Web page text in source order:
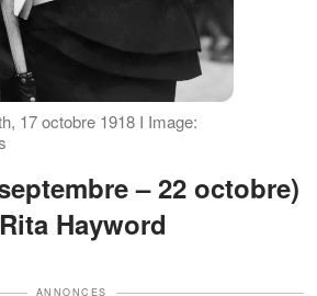
17 octobre 1918 I Image:
Hayword
ANNONCES